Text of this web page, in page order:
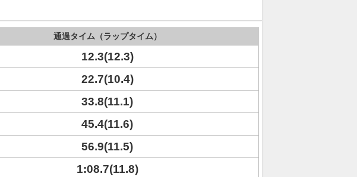
通過タイム（ラップタイム）
12.3(12.3)
22.7(10.4)
33.8(11.1)
45.4(11.6)
56.9(11.5)
1:08.7(11.8)